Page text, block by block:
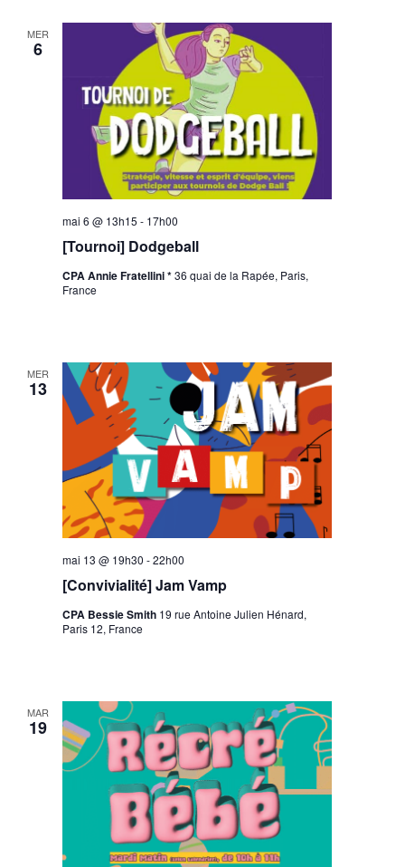
MER
6
[Tournoi] Dodgeball
mai 6 @ 13h15 - 17h00
CPA Annie Fratellini *36 quai de la Rapée, Paris,
France
MER
13
[Convivialité] Jam Vamp
mai 13 @ 19h30 -22h00
CPA Bessie Smith 19 rue Antoine Julien Hénard,
Paris 12, France
MAR
19